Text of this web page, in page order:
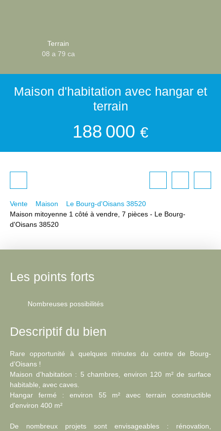
Terrain
08 a 79 ca
Maison d'habitation avec hangar et
terrain
188 000 €
Vente Maison
Le Bourg-d'Oisans 38520
Maison mitoyenne 1 côté à vendre, 7 pièces - Le Bourg-
d'Oisans 38520
Les points forts
Nombreuses possibilités
Descriptif du bien
Rare opportunité à quelques minutes du centre de Bourg-
d’Oisans !
Maison d’habitation : 5 chambres, environ 120 m² de surface
habitable, avec caves.
Hangar fermé : environ 55 m² avec terrain constructible
d'environ 400 m²
De nombreux projets sont envisageables : rénovation,